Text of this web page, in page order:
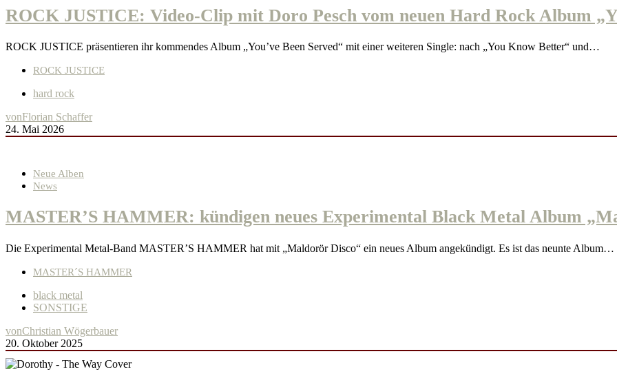
ROCK JUSTICE: Video-Clip mit Doro Pesch vom neuen Hard Rock Album
ROCK JUSTICE präsentieren ihr kommendes Album „You’ve Been Served“ mit einer weiteren Single: nach „You Know Better“ und…
ROCK JUSTICE
hard rock
vonFlorian Schaffer
24. Mai 2026
Neue Alben
News
MASTER’S HAMMER: kündigen neues Experimental Black Metal Album
Die Experimental Metal-Band MASTER’S HAMMER hat mit „Maldorör Disco“ ein neues Album angekündigt. Es ist das neunte Album…
MASTER´S HAMMER
black metal
SONSTIGE
vonChristian Wögerbauer
20. Oktober 2025